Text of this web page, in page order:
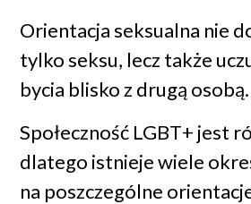
Orientacja seksualna nie
tylko seksu, lecz także
bycia blisko z drugą osobą.
Społeczność LGBT+ jest
dlatego istnieje wiele
na poszczególne